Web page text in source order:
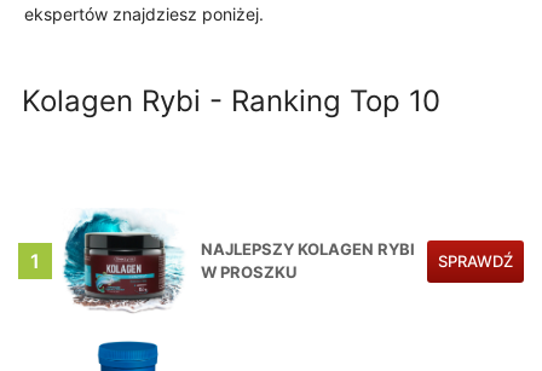
ekspertów znajdziesz poniżej.
Kolagen Rybi - Ranking Top 10
1
NAJLEPSZY KOLAGEN RYBI
W PROSZKU
SPRAWDŹ